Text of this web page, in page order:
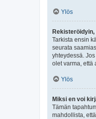
Ylös
Rekisteröidyin,
Tarkista ensin
seurata
yhteydessä.
olet varma, että
Ylös
Miksi en voi
Tämän
mahdollista,